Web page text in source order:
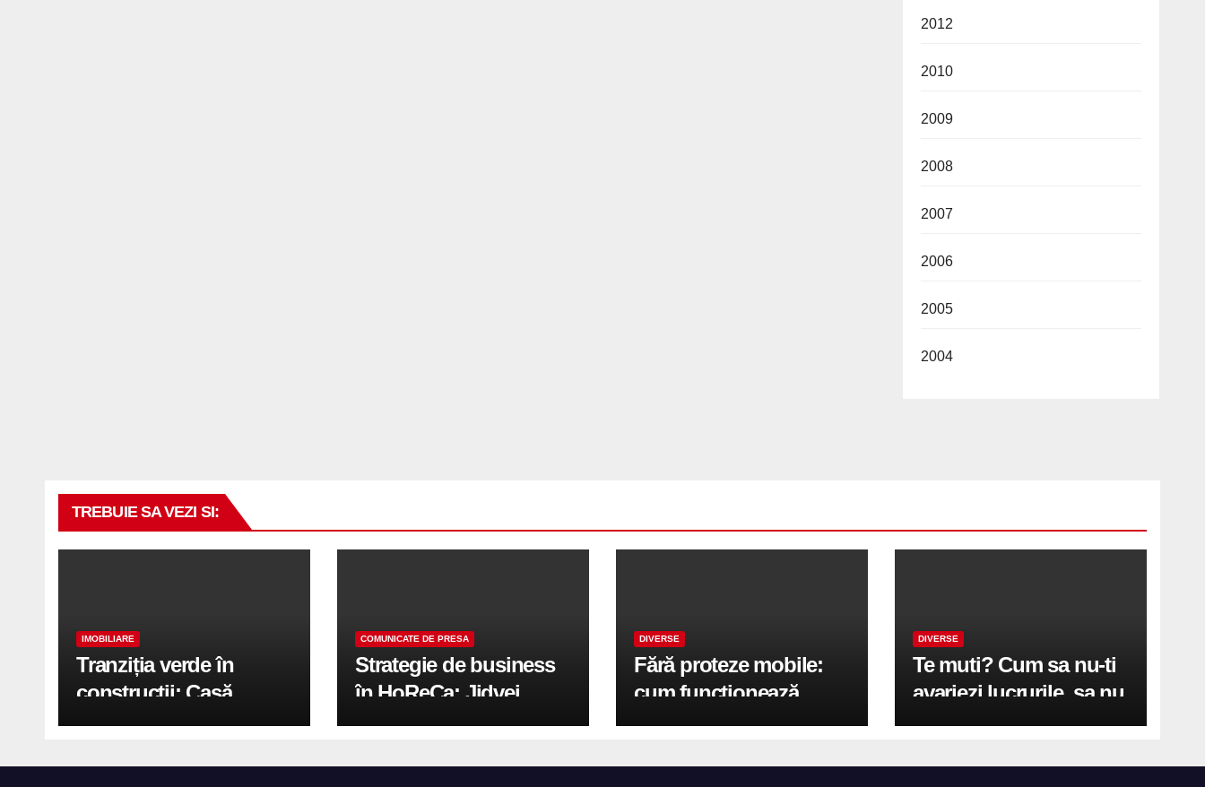
2012
2010
2009
2008
2007
2006
2005
2004
TREBUIE SA VEZI SI:
IMOBILIARE
Tranziția verde în
construcții: Casă
modernă cu structură
COMUNICATE DE PRESA
Strategie de business
în HoReCa: Jidvei
transformă terasele în
DIVERSE
Fără proteze mobile:
cum funcționează
reabilitarea completă
DIVERSE
Te muti? Cum sa nu-ti
avariezi lucrurile, sa nu
zgarii podeaua sau sa